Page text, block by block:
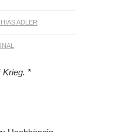
ADLER
Krieg. *